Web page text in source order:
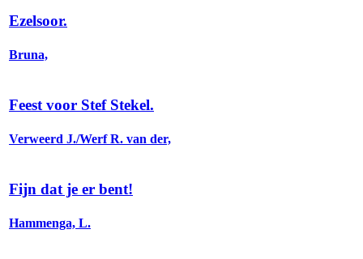
Ezelsoor.
Bruna,
Feest voor Stef Stekel.
Verweerd J./Werf R. van der,
Fijn dat je er bent!
Hammenga, L.